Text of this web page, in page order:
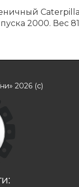
2000. Вес
2026 (с)